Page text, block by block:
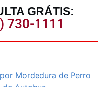
GRÁTIS:
730-1111
Mordedura de Perro